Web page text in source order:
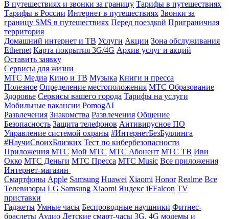
В путешествиях и звонки за границу Тарифы в путешествиях
Тарифы в России Интернет в путешествиях Звонки за
границу SMS в путешествиях Перед поездкой Приграничная
территория
Домашний интернет и ТВ Услуги Акции Зона обслуживания
Ethernet Карта покрытия 3G/4G Архив услуг и акций
Оставить заявку
Сервисы для жизни
МТС Медиа Кино и ТВ Музыка Книги и пресса
Полезное Определение местоположения МТС Образование
Здоровье Сервисы вашего города Тарифы на услуги
Мобильные вакансии PomogAI
Развлечения Знакомства Развлечения Общение
Безопасность Защита телефонов Антивирусное ПО
Управление системой охраны #ИнтернетБезБуллинга
#НаучиСвоихБлизких Тест по кибербезопасности
Приложения МТС Мой МТС МТС Абонент МТС ТВ Иви
Окко МТС Деньги МТС Пресса МТС Music Все приложения
Интернет-магазин
Смартфоны Apple Samsung Huawei Xiaomi Honor Realme Все
Телевизоры LG Samsung Xiaomi Яндекс iFFalcon TV
приставки
Гаджеты Умные часы Беспроводные наушники Фитнес-
браслеты Аудио Детские смарт-часы 3G, 4G модемы и